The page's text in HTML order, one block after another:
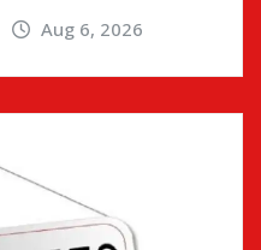
Aug 6, 2026